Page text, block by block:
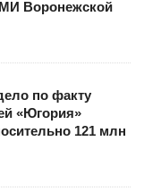
Воронежской
по факту
«Югория»
121 млн